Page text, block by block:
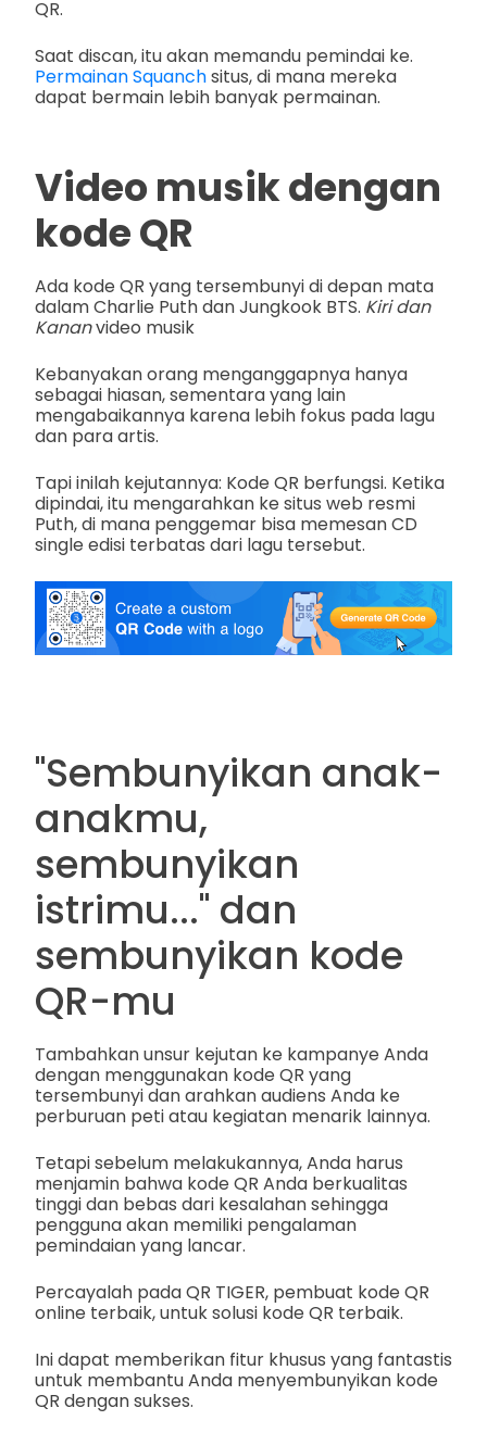
QR.
Saat discan, itu akan memandu pemindai ke.
Permainan Squanchsitus, di mana mereka
dapat bermain lebih banyak permainan.
Video musik dengan
kode QR
Ada kode QR yang tersembunyi di depan mata
dalam Charlie Puth dan Jungkook BTS. Kiri dan
Kananvideo musik
Kebanyakan orang menganggapnya hanya
sebagai hiasan, sementara yang lain
mengabaikannya karena lebih fokus pada lagu
dan para artis.
Tapi inilah kejutannya: Kode QR berfungsi. Ketika
dipindai, itu mengarahkan ke situs web resmi
Puth, di mana penggemar bisa memesan CD
single edisi terbatas dari lagu tersebut.
"Sembunyikan anak-
anakmu,
sembunyikan
istrimu..." dan
sembunyikan kode
QR-mu
Tambahkan unsur kejutan ke kampanye Anda
dengan menggunakan kode QR yang
tersembunyi dan arahkan audiens Anda ke
perburuan peti atau kegiatan menarik lainnya.
Tetapi sebelum melakukannya, Anda harus
menjamin bahwa kode QR Anda berkualitas
tinggi dan bebas dari kesalahan sehingga
pengguna akan memiliki pengalaman
pemindaian yang lancar.
Percayalah pada QR TIGER, pembuat kode QR
online terbaik, untuk solusi kode QR terbaik.
Ini dapat memberikan fitur khusus yang fantastis
untuk membantu Anda menyembunyikan kode
QR dengan sukses.